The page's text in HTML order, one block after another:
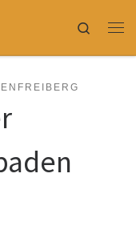
Search